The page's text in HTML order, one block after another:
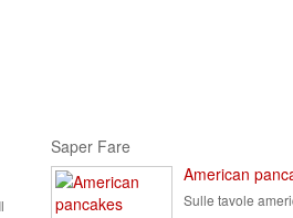
Saper Fare
American
Sulle tavole